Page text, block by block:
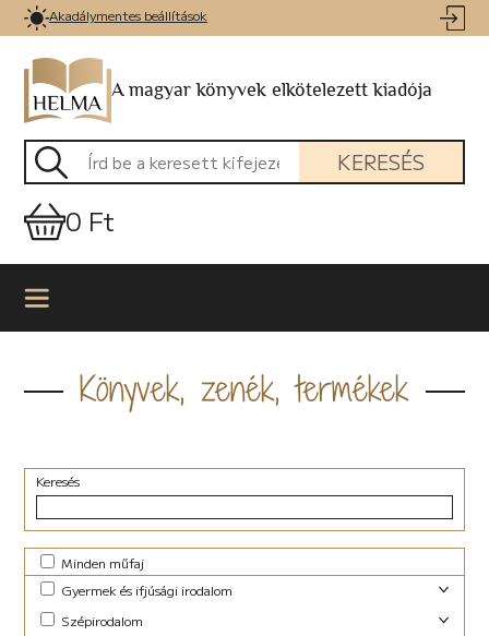
Akadálymentes beállítások
A magyar könyvek elkötelezett kiadója
KERESÉS
0 Ft
Könyvek, zenék, termékek
Keresés
Minden műfaj
Gyermek és ifjúsági irodalom
Foglalkoztató (29)
Szépirodalom